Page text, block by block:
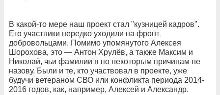
В какой-то мере наш проект стал "кузницей кадров".
Его участники нередко уходили на фронт
добровольцами. Помимо упомянутого Алексея
Шорохова, это — Антон Хрулёв, а также Максим и
Николай, чьи фамилии я по некоторым причинам не
назову. Были и те, кто участвовал в проекте, уже
будучи ветераном СВО или конфликта периода 2014-
2016 годов, как, например, Алексей и Александр.